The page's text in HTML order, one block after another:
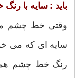
باید : سایه با
وقتی خط چشم
سایه ای که می
رنگ خط چشم